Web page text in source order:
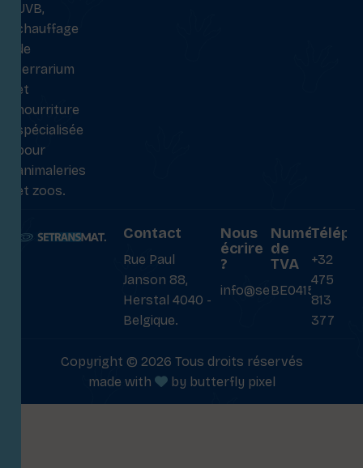
UVB,
chauffage
de
terrarium
et
nourriture
spécialisée
pour
animaleries
et zoos.
Contact
Rue Paul
Janson 88,
Herstal 4040 -
Belgique.
Nous
écrire
?
info@setransmat.com
Numéro
de
TVA
BE0415027069
+32
475
813
377
Copyright © 2026 Tous droits réservés
made with
by butterfly pixel